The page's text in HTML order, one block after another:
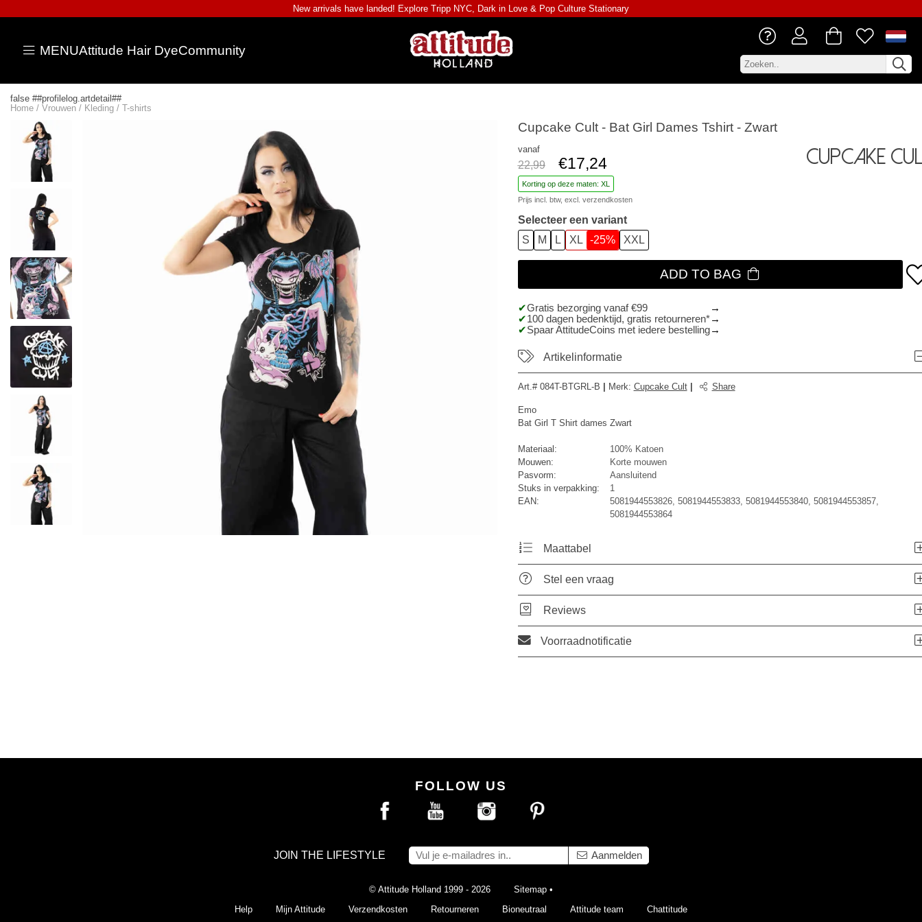
New arrivals have landed! Explore Tripp NYC, Dark in Love & Pop Culture Stationary
MENUAttitude Hair DyeCommunity
false ##profilelog.artdetail##
Home / Vrouwen / Kleding / T-shirts
Cupcake Cult - Bat Girl Dames Tshirt - Zwart
vanaf
22,99 €17,24
Korting op deze maten: XL
Prijs incl. btw, excl. verzendkosten
Cupcake
Selecteer een variant
S
M L XL -25% XXL
ADD TO BAG
Gratis bezorging vanaf €99
100 dagen bedenktijd, gratis retourneren*
Spaar AttitudeCoins met iedere bestelling
Artikelinformatie
Art.# 084T-BTGRL-B Merk: Cupcake Cult Share
Emo
Bat Girl T Shirt dames Zwart
Materiaal:
100% Katoen
Mouwen:
Korte mouwen
Pasvorm:
Aansluitend
Stuks in verpakking:
1
EAN:
5081944553826, 5081944553833, 5081944553840, 5081944553857,
5081944553864
Maattabel
Stel een vraag
Reviews
Voorraadnotificatie
FOLLOW US
JOIN THE LIFESTYLE Aanmelden
© Attitude Holland 1999 - 2026 Sitemap •
Help
Mijn Attitude Verzendkosten Retourneren Bioneutraal Attitude team Chattitude